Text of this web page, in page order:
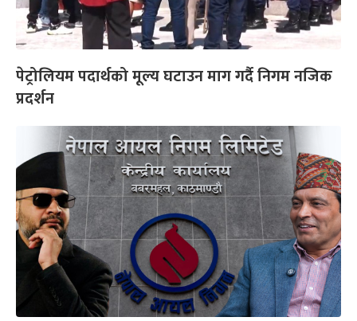
पेट्रोलियम पदार्थको मूल्य घटाउन माग गर्दै निगम नजिक
प्रदर्शन